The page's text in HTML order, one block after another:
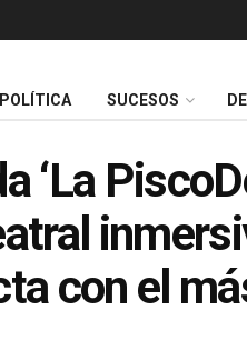
POLÍTICA SUCESOS
‘La
con el